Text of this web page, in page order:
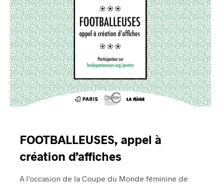
FOOTBALLEUSES, appel à
création d’affiches
A l’occasion de la Coupe du Monde féminine de